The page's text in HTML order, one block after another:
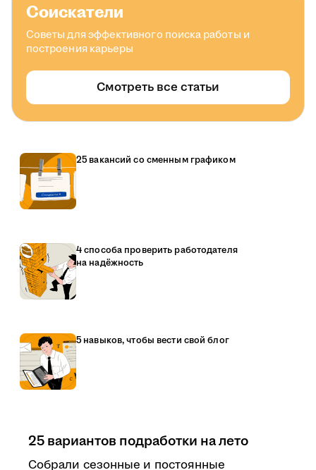
Соискатели
Советы для эффективного поиска работы и
построения карьеры
Смотреть все статьи
25 вакансий со сменным графиком
4 способа проверить работодателя
на надёжность
5 навыков, чтобы вести свой блог
25 вариантов подработки на лето
Собрали сезонные и постоянные